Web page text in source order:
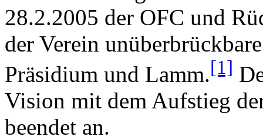
28.2.2005 der OFC und
der Verein
Präsidium und Lamm.[1]
Vision mit dem Aufstieg
beendet an.